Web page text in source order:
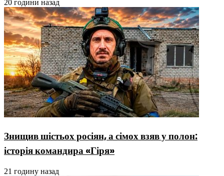
20 години назад
Знищив шістьох росіян, а сімох взяв у полон:
історія командира «Гіря»
21 годину назад